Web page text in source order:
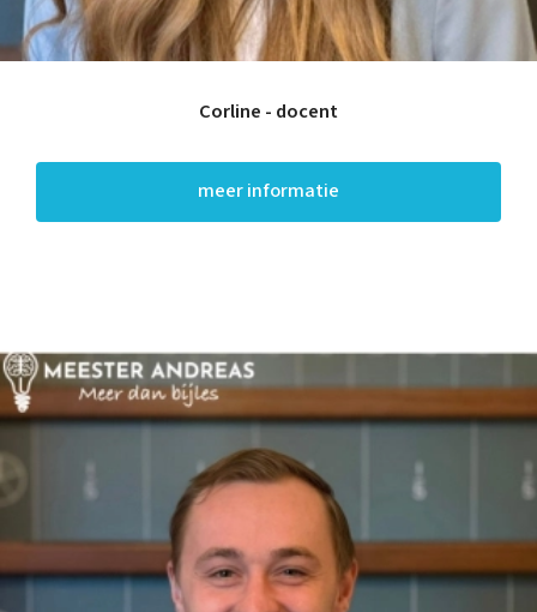
Corline - docent
meer informatie